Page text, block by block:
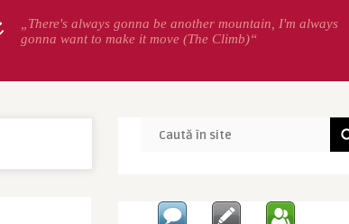
„There's always gonna be another mountain, I'm always
gonna want to make it move (The Climb)“